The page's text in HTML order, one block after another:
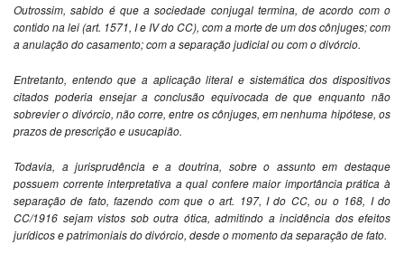
Outrossim, sabido é que a sociedade conjugal termina, de acordo com o
contido na lei (art. 1571, I e IV do CC), com a morte de um dos cônjuges; com
a anulação do casamento; com a separação judicial ou com o divórcio.
Entretanto, entendo que a aplicação literal e sistemática dos dispositivos
citados poderia ensejar a conclusão equivocada de que enquanto não
sobrevier o divórcio, não corre, entre os cônjuges, em nenhuma hipótese, os
prazos de prescrição e usucapião.
Todavia, a jurisprudência e a doutrina, sobre o assunto em destaque
possuem corrente interpretativa a qual confere maior importância prática à
separação de fato, fazendo com que o art. 197, I do CC, ou o 168, I do
CC/1916 sejam vistos sob outra ótica, admitindo a incidência dos efeitos
jurídicos e patrimoniais do divórcio, desde o momento da separação de fato.